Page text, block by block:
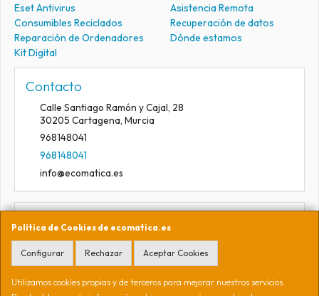
Política de Cookies de ecomatica.es
Configurar Rechazar Aceptar Cookies
Utilizamos cookies propias y de terceros para mejorar nuestros servicios.
Eset Antivirus
Asistencia Remota
Consumibles Reciclados
Recuperación de datos
Reparación de Ordenadores
Dónde estamos
Kit Digital
Contacto
Calle Santiago Ramón y Cajal, 28
30205 Cartagena, Murcia
968148041
968148041
info@ecomatica.es
Horario
09:30-13:30